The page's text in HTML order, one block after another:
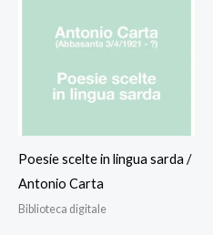
Poesie scelte in lingua sarda /
Antonio Carta
Biblioteca digitale